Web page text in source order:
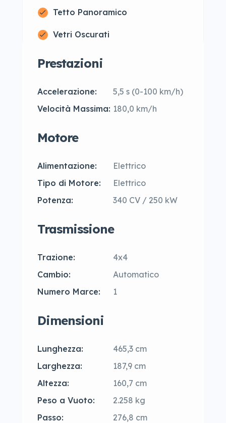
Tetto Panoramico
Vetri Oscurati
Prestazioni
Accelerazione:
5,5 s (0-100 km/h)
Velocità Massima: 180,0 km/h
Motore
Alimentazione:
Elettrico
Tipo di Motore:
Elettrico
Potenza:
340 CV / 250 kW
Trasmissione
Trazione:
4x4
Cambio:
Automatico
Numero Marce:
1
Dimensioni
Lunghezza:
465,3 cm
Larghezza:
187,9 cm
Altezza:
160,7 cm
Peso a Vuoto:
2.258 kg
Passo:
276,8 cm